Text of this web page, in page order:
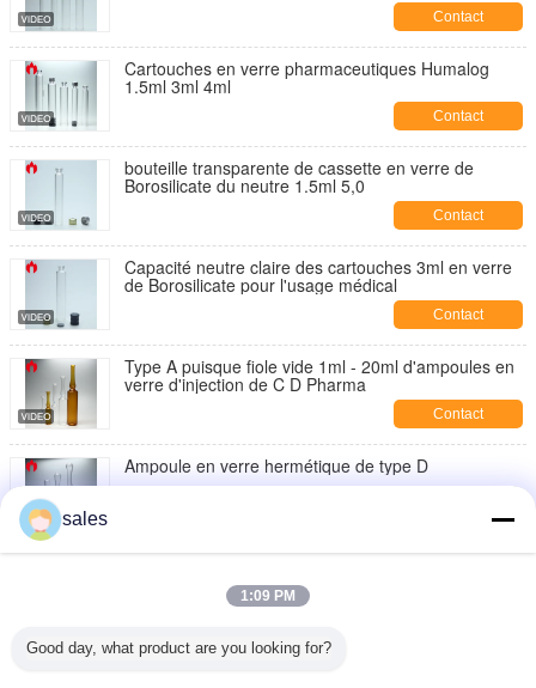
Contact
Cartouches en verre pharmaceutiques Humalog
1.5ml 3ml 4ml
Contact
bouteille transparente de cassette en verre de
Borosilicate du neutre 1.5ml 5,0
Contact
Capacité neutre claire des cartouches 3ml en verre
de Borosilicate pour l'usage médical
Contact
Type A puisque fiole vide 1ml - 20ml d'ampoules en
verre d'injection de C D Pharma
Contact
Ampoule en verre hermétique de type D
d'injection d'Amber Medical 1ml
1ml dégagent l'ampoule du cosmétique PETG ou du
sales
1:09 PM
Good day, what product are you looking for?